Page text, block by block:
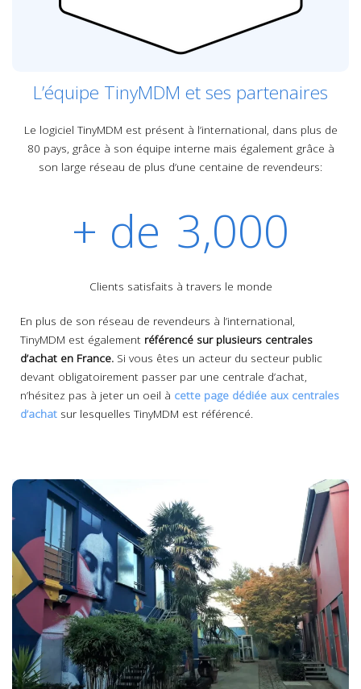
L’équipe TinyMDM et ses partenaires
Le logiciel TinyMDM est présent à l’international, dans plus de
80 pays, grâce à son équipe interne mais également grâce à
son large réseau de plus d’une centaine de revendeurs:
+ de 3,000
Clients satisfaits à travers le monde
En plus de son réseau de revendeurs à l’international,
TinyMDM est également référencé sur plusieurs centrales
d’achat en France. Si vous êtes un acteur du secteur public
devant obligatoirement passer par une centrale d’achat,
n’hésitez pas à jeter un oeil à cette page dédiée aux centrales
d’achat sur lesquelles TinyMDM est référencé.